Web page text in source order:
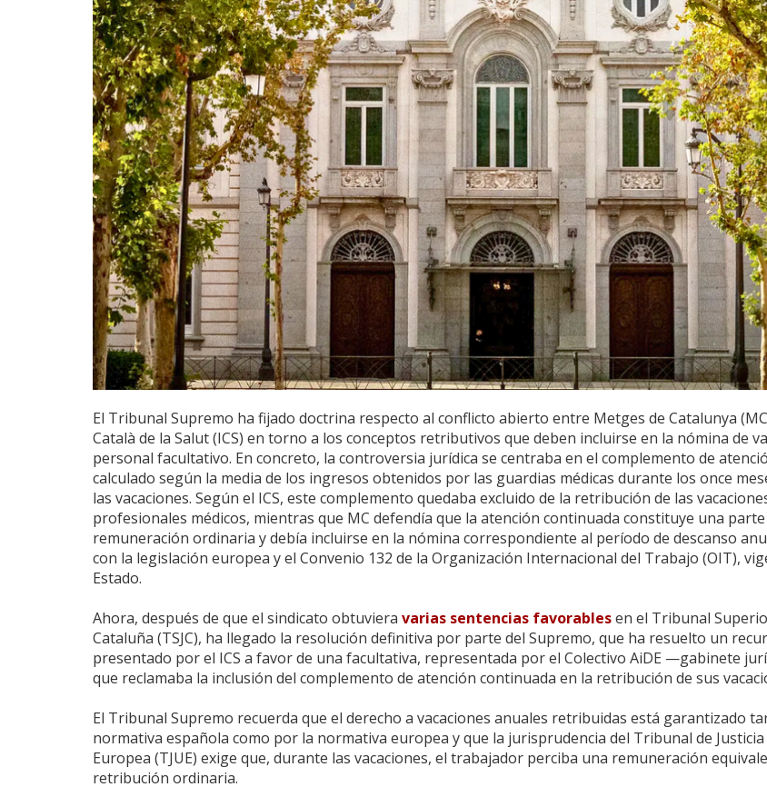
El Tribunal Supremo ha fijado doctrina respecto al conflicto abierto entre Metges de Catalunya
Català de la Salut (ICS) en torno a los conceptos retributivos que deben incluirse en la nómina de
personal facultativo. En concreto, la controversia jurídica se centraba en el complemento de
calculado según la media de los ingresos obtenidos por las guardias médicas durante los once
las vacaciones. Según el ICS, este complemento quedaba excluido de la retribución de las
profesionales médicos, mientras que MC defendía que la atención continuada constituye una
remuneración ordinaria y debía incluirse en la nómina correspondiente al período de descanso
con la legislación europea y el Convenio 132 de la Organización Internacional del Trabajo (OIT),
Estado.
Ahora, después de que el sindicato obtuviera varias sentencias favorablesen el Tribunal
Cataluña (TSJC), ha llegado la resolución definitiva por parte del Supremo, que ha resuelto un
presentado por el ICS a favor de una facultativa, representada por el Colectivo AiDE —gabinete
que reclamaba la inclusión del complemento de atención continuada en la retribución de sus
El Tribunal Supremo recuerda que el derecho a vacaciones anuales retribuidas está garantizado
normativa española como por la normativa europea y que la jurisprudencia del Tribunal de
Europea (TJUE) exige que, durante las vacaciones, el trabajador perciba una remuneración
retribución ordinaria.